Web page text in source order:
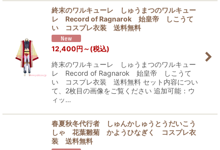
終末のワルキューレ しゅうまつのワルキュー
レ Record of Ragnarok 始皇帝 しこうて
い コスプレ衣装 送料無料
12,400円 ～(税込)
終末のワルキューレ しゅうまつのワルキュー
レ Record of Ragnarok 始皇帝 しこうて
い コスプレ衣装 送料無料 セット内容につい
て、2枚目の画像をご覧ください 追加可能：ウ
ィッ…
春夏秋冬代行者 しゅんかしゅうとうだいこう
しゃ 花葉雛菊 かようひなぎく コスプレ衣
装 送料無料